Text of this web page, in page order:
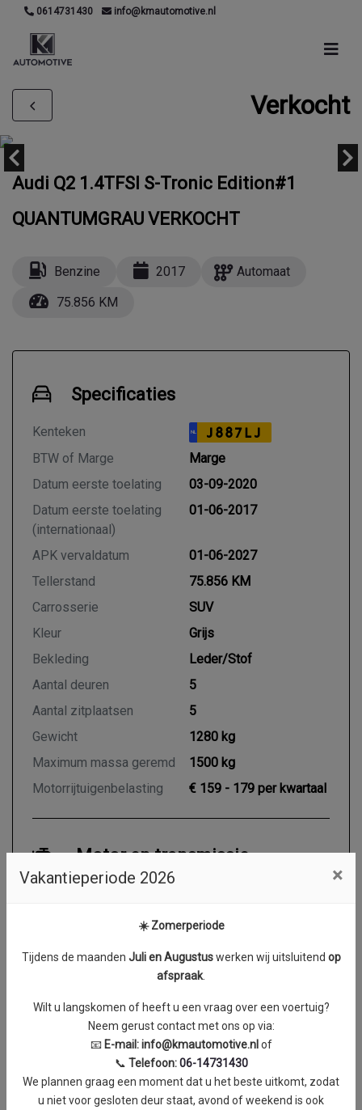
0614731430 info@kmautomotive.nl
Verkocht
Audi Q2 1.4TFSI S-Tronic Edition#1
QUANTUMGRAU VERKOCHT
Benzine 2017
Automaat
75.856 KM
Specificaties
Kenteken NL J887LJ
BTW of Marge
Marge
Datum eerste toelating
03-09-2020
Datum eerste toelating
(internationaal)
01-06-2017
APK vervaldatum
01-06-2027
Tellerstand
75.856 KM
Carrosserie
SUV
Kleur
Grijs
Bekleding
Leder/Stof
Aantal deuren
5
Aantal zitplaatsen
5
Gewicht
1280 kg
Maximum massa geremd
1500 kg
Motorrijtuigenbelasting
€ 159 - 179 per kwartaal
Motor en transmissie
Automaat
1395 cc
Topsnelheid
212 km/h
Acceleratie (0-100 km/h)
8.5 seconden
Maximum aantal toeren
per minuut
5000 RPM
Vakantieperiode 2026 ×
☀️ Zomerperiode
Tijdens de maanden Juli en Augustuswerken wij uitsluitend op
afspraak.
Wilt u langskomen of heeft u een vraag over een voertuig?
Neem gerust contact met ons op via:
📧 E-mail:info@kmautomotive.nlof
📞 Telefoon:06-14731430
We plannen graag een moment dat u het beste uitkomt, zodat
u niet voor gesloten deur staat, avond of weekend is ook